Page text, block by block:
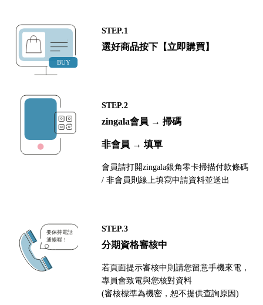
STEP.1
選好商品按下【立即購買】
STEP.2
zingala會員 → 掃碼
非會員 → 填單
會員請打開zingala銀角零卡掃描付款條碼
/ 非會員則線上填寫申請資料並送出
STEP.3
分期資格審核中
若頁面提示審核中則請您留意手機來電，
專員會致電與您核對資料
(審核標準為機密，恕不提供查詢原因)